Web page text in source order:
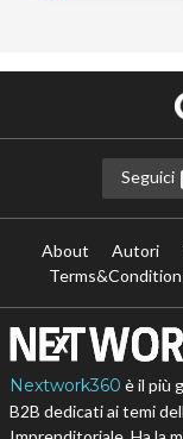
Seguici
About Autori
Nextwork360 è il più
B2B dedicati ai temi